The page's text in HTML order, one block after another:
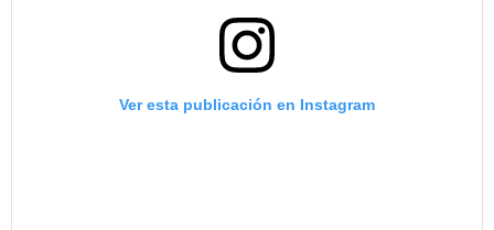
Ver esta publicación en Instagram